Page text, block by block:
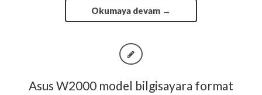
Okumaya devam →
Asus W2000 model bilgisayara format